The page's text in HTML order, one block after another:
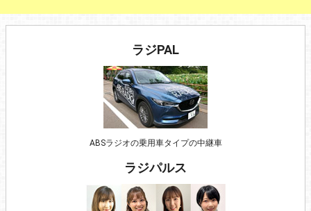
ラジPAL
ABSラジオの乗用車タイプの中継車
ラジパルス